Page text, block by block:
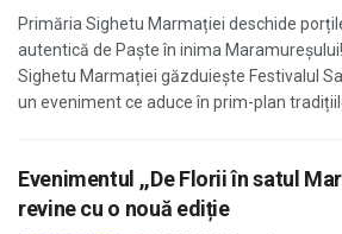
Primăria Sighetu Marmației deschide
autentică de Paște în inima
Sighetu Marmației găzduiește Festivalul
un eveniment ce aduce în prim-plan
Evenimentul ,,De Florii în satul
revine cu o nouă ediție